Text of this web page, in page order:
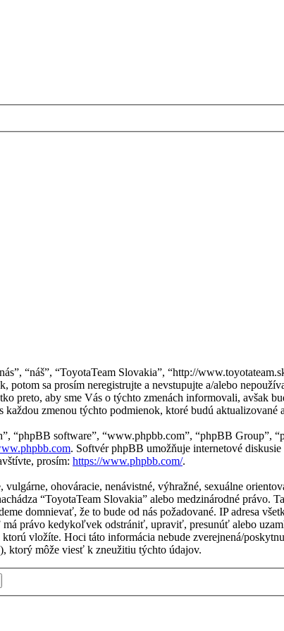
“náš”, “ToyotaTeam Slovakia”, “http://
potom sa prosím neregistrujte a nevstupujte a/alebo
preto, aby sme Vás o týchto zmenách informovali, avšak
zmenou týchto podmienok, ktoré budú aktualizované
“phpBB software”, “www.phpbb.com”, “phpBB Group”,
. Softvér phpBB umožňuje internetové
prosím: https://www.phpbb.com/.
vulgárne, ohováracie, nenávistné, výhražné, sexuálne
“ToyotaTeam Slovakia” alebo medzinárodné právo.
domnievať, že to bude od nás požadované. IP adresa
má právo kedykoľvek odstrániť, upraviť, presunúť alebo
vložíte. Hoci táto informácia nebude zverejnená/
ktorý môže viesť k zneužitiu týchto údajov.